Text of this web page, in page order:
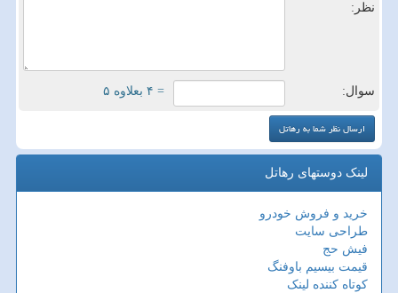
نظر:
سوال: = ۴ بعلاوه ۵
لینک دوستهای رهاتل
خرید و فروش خودرو
طراحی سایت
فیش حج
قیمت بیسیم باوفنگ
کوتاه کننده لینک